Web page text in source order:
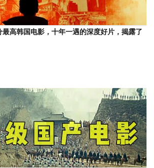
最高韩国电影，十年一遇的深度好片，揭露了